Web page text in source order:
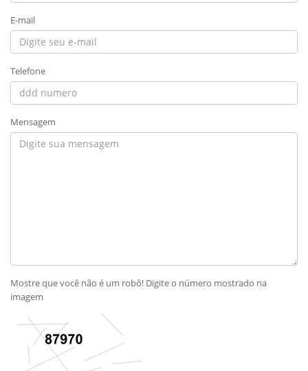
E-mail
Telefone
Mensagem
Mostre que você não é um robô! Digite o número mostrado na
imagem